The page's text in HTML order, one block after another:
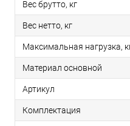
Вес брутто, кг
Вес нетто, кг
Максимальная нагрузка,
Материал основной
Артикул
Комплектация